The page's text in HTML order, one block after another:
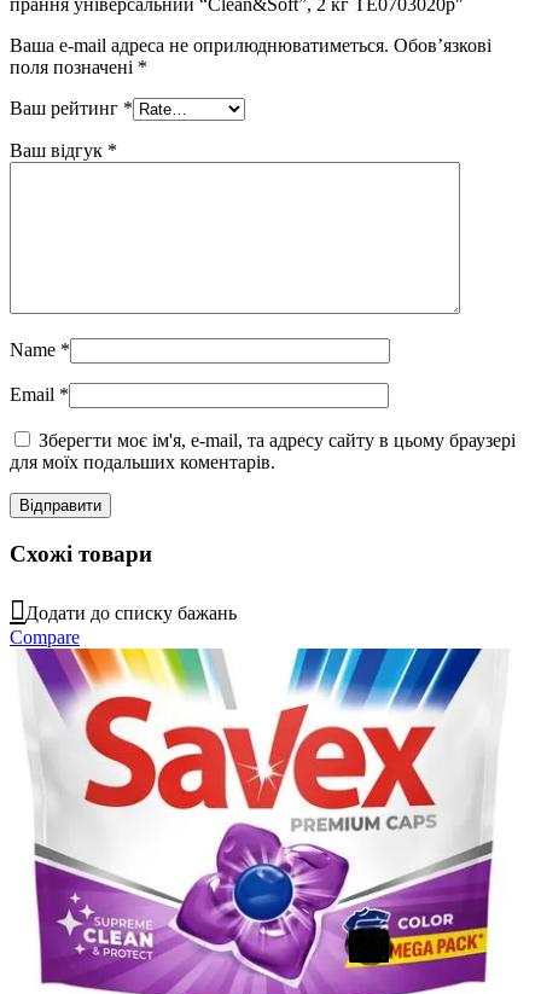
прання універсальний “Clean&Soft”, 2 кг TE0703020p"
Ваша e-mail адреса не оприлюднюватиметься. Обов’язкові
поля позначені *
Ваш рейтинг *
Ваш відгук *
Name *
Email *
Зберегти моє ім'я, e-mail, та адресу сайту в цьому браузері
для моїх подальших коментарів.
Схожі товари
Додати до списку бажань
Compare